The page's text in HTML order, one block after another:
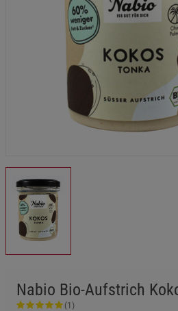
Nabio Bio-Aufstrich
(1)